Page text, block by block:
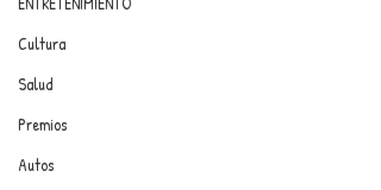
Cultura
Salud
Premios
Autos